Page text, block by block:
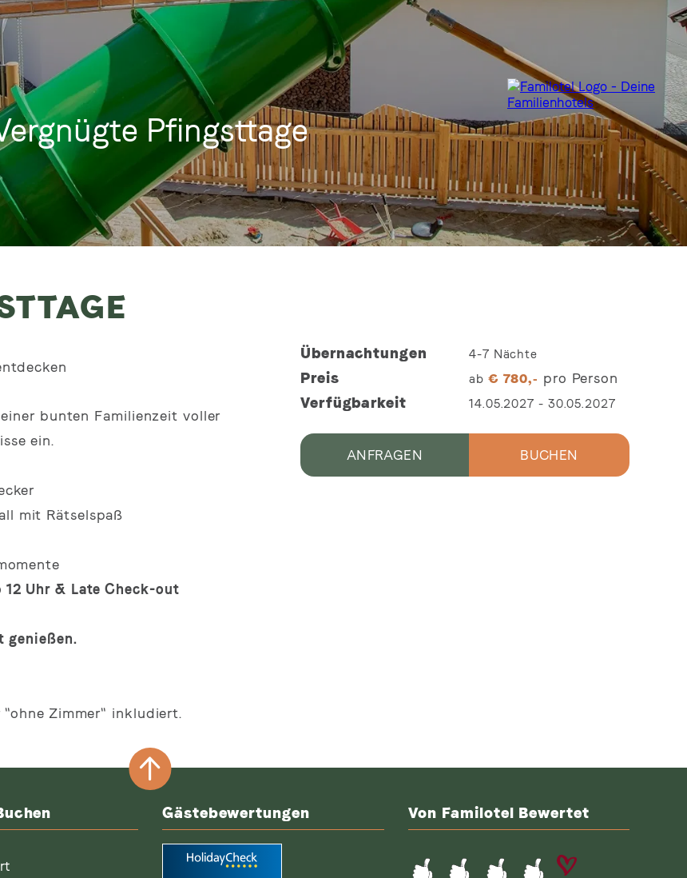
Pfingsttage
bunten Familienzeit voller
ein.
mit Rätselspaß
Uhr & Late Check-out
genießen.
Zimmer" inkludiert.
Übernachtungen 4-7 Nächte
Preis ab € 780,- pro Person
Verfügbarkeit
14.05.2027 - 30.05.2027
BUCHEN
ANFRAGEN
Gästebewertungen Von Familotel Bewertet